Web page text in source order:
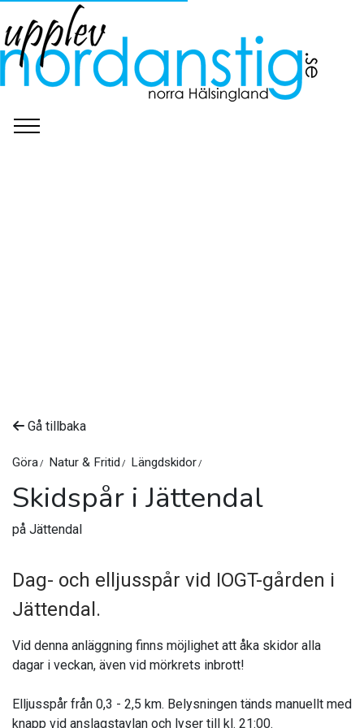
Gå tillbaka
Göra Natur & Fritid Längdskidor
Skidspår i Jättendal
på Jättendal
Dag- och elljusspår vid IOGT-gården i
Jättendal.
Vid denna anläggning finns möjlighet att åka skidor alla
dagar i veckan, även vid mörkrets inbrott!
Elljusspår från 0,3 - 2,5 km. Belysningen tänds manuellt med
knapp vid anslagstavlan och lyser till kl. 21:00.